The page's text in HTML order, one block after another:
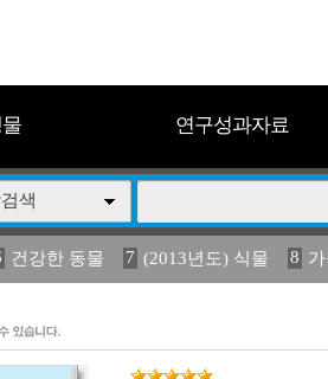
연구성과자료
색
건강한 동물 7 (2013년도) 식물 8
15 구제역 16 관리 17 연보 18